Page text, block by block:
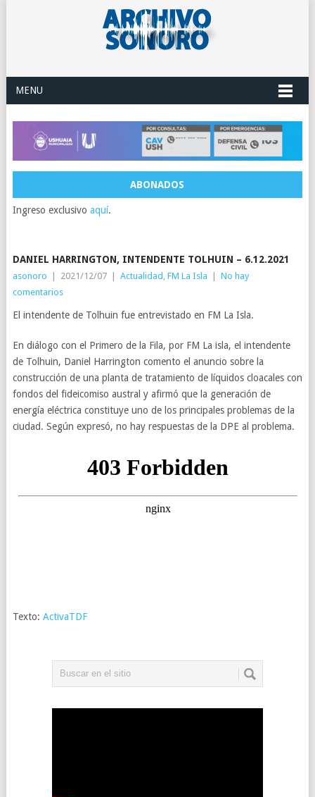
MENU
ABONADOS
Ingreso exclusivo aquí.
DANIEL HARRINGTON, INTENDENTE TOLHUIN – 6.12.2021
asonoro | 2021/12/07 | Actualidad FM La Isla | No hay
comentarios
El intendente de Tolhuin fue entrevistado en FM La Isla.
En diálogo con el Primero de la Fila, por FM La isla, el intendente
de Tolhuin, Daniel Harrington comento el anuncio sobre la
construcción de una planta de tratamiento de líquidos cloacales con
fondos del fideicomiso austral y afirmó que la generación de
energía eléctrica constituye uno de los principales problemas de la
ciudad. Según expresó, no hay respuestas de la DPE al problema.
Texto: ActivaTDF